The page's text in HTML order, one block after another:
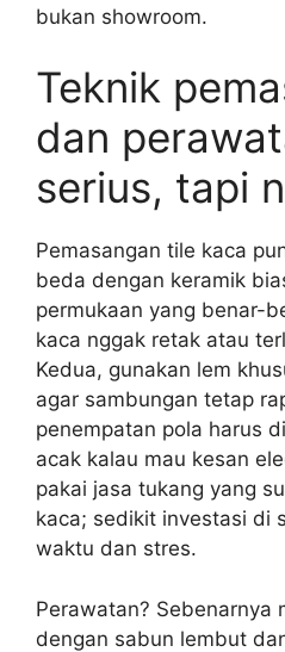
bukan showroom.
Teknik
dan
serius, tapi
Pemasangan tile kaca
beda dengan keramik
permukaan yang benar-
kaca nggak retak atau
Kedua, gunakan lem
agar sambungan tetap
penempatan pola harus
acak kalau mau kesan
pakai jasa tukang yang
kaca; sedikit investasi di
waktu dan stres.
Perawatan? Sebenarnya
dengan sabun lembut